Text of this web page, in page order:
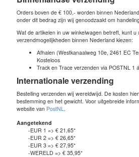
Orders boven de € 100,- worden binnen
onder dit bedrag zijn wij genoodzaakt om
Wat de artikelen in uw winkelwagen betreft, kunt u
verzendmogelijkheden binnen Nederland kiezen:
Afhalen (Westkanaalweg 10e, 2461 EC
Kosteloos
Track en Trace verzenden via POSTNL 1
Internationale verzending
Bestelling verzenden wij wereldwijd. De kosten
bestemming en het gewicht. Voor uitgebreide
website van PostNL
Aangetekend
-EUR 1 => € 21,65*
-EUR 2 => € 26,65*
-EUR 3 => € 27,95*
-WERELD => € 35,95*